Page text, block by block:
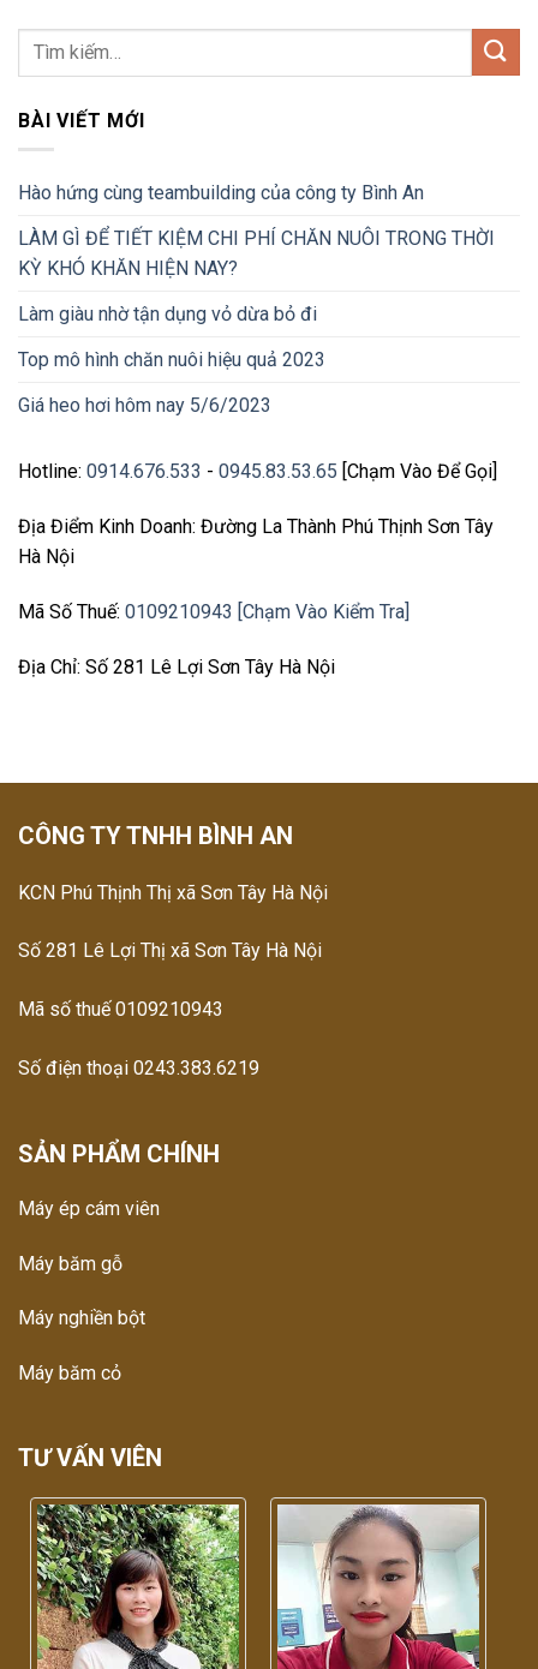
BÀI VIẾT MỚI
Hào hứng cùng teambuilding của công ty Bình An
LÀM GÌ ĐỂ TIẾT KIỆM CHI PHÍ CHĂN NUÔI TRONG THỜI
KỲ KHÓ KHĂN HIỆN NAY?
Làm giàu nhờ tận dụng vỏ dừa bỏ đi
Top mô hình chăn nuôi hiệu quả 2023
Giá heo hơi hôm nay 5/6/2023
Hotline: 0914.676.533 - 0945.83.53.65 [Chạm Vào Để Gọi]
Địa Điểm Kinh Doanh: Đường La Thành Phú Thịnh Sơn Tây
Hà Nội
Mã Số Thuế: 0109210943 [Chạm Vào Kiểm Tra]
Địa Chỉ: Số 281 Lê Lợi Sơn Tây Hà Nội
CÔNG TY TNHH BÌNH AN
KCN Phú Thịnh Thị xã Sơn Tây Hà Nội
Số 281 Lê Lợi Thị xã Sơn Tây Hà Nội
Mã số thuế 0109210943
Số điện thoại 0243.383.6219
SẢN PHẨM CHÍNH
Máy ép cám viên
Máy băm gỗ
Máy nghiền bột
Máy băm cỏ
TƯ VẤN VIÊN